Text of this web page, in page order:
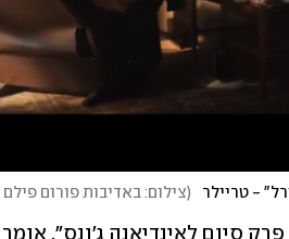
- טריילר (צילום: באדיבות פורום פילם